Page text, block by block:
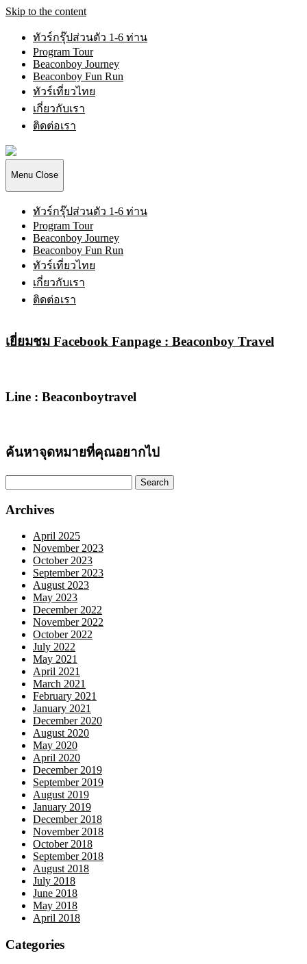
Skip to the content
ทัวร์กรุ๊ปส่วนตัว 1-6 ท่าน
Program Tour
Beaconboy Journey
Beaconboy Fun Run
ทัวร์เที่ยวไทย
เกี่ยวกับเรา
ติดต่อเรา
Beaconboy
Travel
Company
Menu Close
ทัวร์กรุ๊ปส่วนตัว 1-6 ท่าน
Program Tour
Beaconboy Journey
Beaconboy Fun Run
ทัวร์เที่ยวไทย
เกี่ยวกับเรา
ติดต่อเรา
เยี่ยมชม Facebook Fanpage : Beaconboy Travel
Line : Beaconboytravel
ค้นหาจุดหมายที่คุณอยากไป
for:
Archives
April 2025
November 2023
October 2023
September 2023
August 2023
May 2023
December 2022
November 2022
October 2022
July 2022
May 2021
April 2021
March 2021
February 2021
January 2021
December 2020
August 2020
May 2020
April 2020
December 2019
September 2019
August 2019
January 2019
December 2018
November 2018
October 2018
September 2018
August 2018
July 2018
June 2018
May 2018
April 2018
Categories